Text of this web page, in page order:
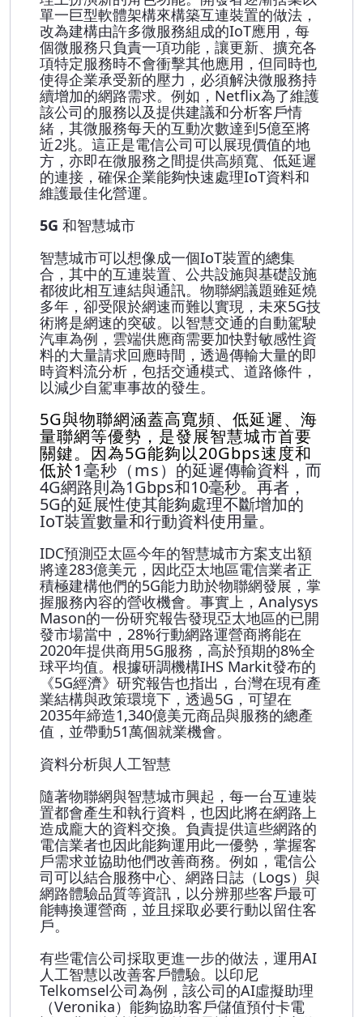
單一巨型軟體架構來構築互連裝置的做法，
改為建構由許多微服務組成的IoT應用，每
個微服務只負責一項功能，讓更新、擴充各
項特定服務時不會衝擊其他應用，但同時也
使得企業承受新的壓力，必須解決微服務持
續增加的網路需求。例如，Netflix為了維護
該公司的服務以及提供建議和分析客戶情
緒，其微服務每天的互動次數達到5億至將
近2兆。這正是電信公司可以展現價值的地
方，亦即在微服務之間提供高頻寬、低延遲
的連接，確保企業能夠快速處理IoT資料和
維護最佳化營運。
5G 和智慧城市
智慧城市可以想像成一個IoT裝置的總集
合，其中的互連裝置、公共設施與基礎設施
都彼此相互連結與通訊。物聯網議題雖延燒
多年，卻受限於網速而難以實現，未來5G技
術將是網速的突破。以智慧交通的自動駕駛
汽車為例，雲端供應商需要加快對敏感性資
料的大量請求回應時間，透過傳輸大量的即
時資料流分析，包括交通模式、道路條件，
以減少自駕車事故的發生。
5G與物聯網涵蓋高寬頻、低延遲、海
量聯網等優勢，是發展智慧城市首要
關鍵。因為5G能夠以20Gbps速度和
低於1毫秒（ms）的延遲傳輸資料，而
4G網路則為1Gbps和10毫秒。再者，
5G的延展性使其能夠處理不斷增加的
IoT裝置數量和行動資料使用量。
IDC預測亞太區今年的智慧城市方案支出額
將達283億美元，因此亞太地區電信業者正
積極建構他們的5G能力助於物聯網發展，掌
握服務內容的營收機會。事實上，Analysys
Mason的一份研究報告發現亞太地區的已開
發市場當中，28%行動網路運營商將能在
2020年提供商用5G服務，高於預期的8%全
球平均值。根據研調機構IHS Markit發布的
《5G經濟》研究報告也指出，台灣在現有產
業結構與政策環境下，透過5G，可望在
2035年締造1,340億美元商品與服務的總產
值，並帶動51萬個就業機會。
資料分析與人工智慧
隨著物聯網與智慧城市興起，每一台互連裝
置都會產生和執行資料，也因此將在網路上
造成龐大的資料交換。負責提供這些網路的
電信業者也因此能夠運用此一優勢，掌握客
戶需求並協助他們改善商務。例如，電信公
司可以結合服務中心、網路日誌（Logs）與
網路體驗品質等資訊，以分辨那些客戶最可
能轉換運營商，並且採取必要行動以留住客
戶。
有些電信公司採取更進一步的做法，運用AI
人工智慧以改善客戶體驗。以印尼
Telkomsel公司為例，該公司的AI虛擬助理
（Veronika）能夠協助客戶儲值預付卡電